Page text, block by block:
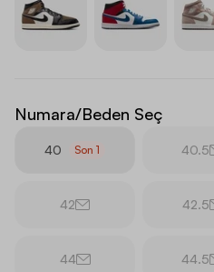
Numara/Beden Seç
40 Son1 40.5
42 42.5
44 44.5